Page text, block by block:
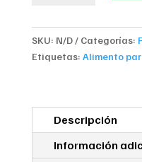
DOG
cantidad
SKU: N/D Categorías:
Etiquetas: Alimento
Descripción
Información